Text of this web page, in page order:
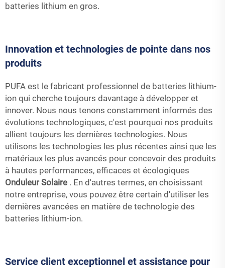
batteries lithium en gros.
Innovation et technologies de pointe dans nos
produits
PUFA est le fabricant professionnel de batteries lithium-
ion qui cherche toujours davantage à développer et
innover. Nous nous tenons constamment informés des
évolutions technologiques, c'est pourquoi nos produits
allient toujours les dernières technologies. Nous
utilisons les technologies les plus récentes ainsi que les
matériaux les plus avancés pour concevoir des produits
à hautes performances, efficaces et écologiques
Onduleur Solaire . En d'autres termes, en choisissant
notre entreprise, vous pouvez être certain d'utiliser les
dernières avancées en matière de technologie des
batteries lithium-ion.
Service client exceptionnel et assistance pour